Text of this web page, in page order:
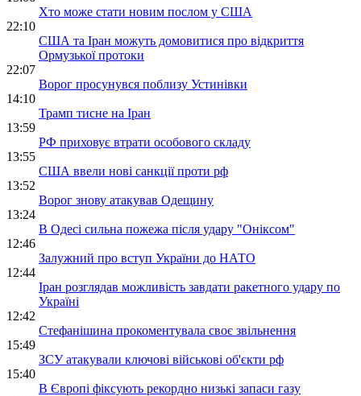
Хто може стати новим послом у США
22:10
США та Іран можуть домовитися про відкриття
Ормузької протоки
22:07
Ворог просунувся поблизу Устинівки
14:10
Трамп тисне на Іран
13:59
РФ приховує втрати особового складу
13:55
США ввели нові санкції проти рф
13:52
Ворог знову атакував Одещину
13:24
В Одесі сильна пожежа після удару "Оніксом"
12:46
Залужний про вступ України до НАТО
12:44
Іран розглядав можливість завдати ракетного удару по
Україні
12:42
Стефанішина прокоментувала своє звільнення
15:49
ЗСУ атакували ключові військові об'єкти рф
15:40
В Європі фіксують рекордно низькі запаси газу